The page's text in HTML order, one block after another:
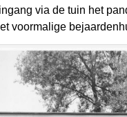
via de tuin het
voormalige